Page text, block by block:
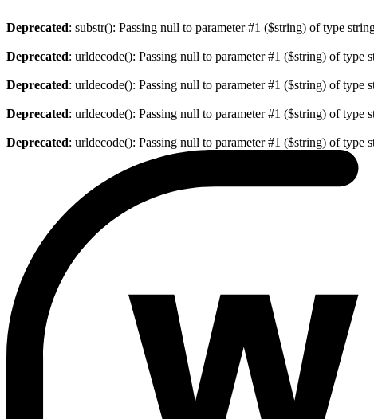
Deprecated: substr(): Passing null to parameter #1 ($string) of type
Deprecated: urldecode(): Passing null to parameter #1 ($string) of type
Deprecated: urldecode(): Passing null to parameter #1 ($string) of type
Deprecated: urldecode(): Passing null to parameter #1 ($string) of type
Deprecated: urldecode(): Passing null to parameter #1 ($string) of type